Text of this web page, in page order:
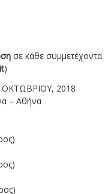
σε κάθε συμμετέχοντα
)
ΟΚΤΩΒΡΙΟΥ, 2018
– Αθήνα